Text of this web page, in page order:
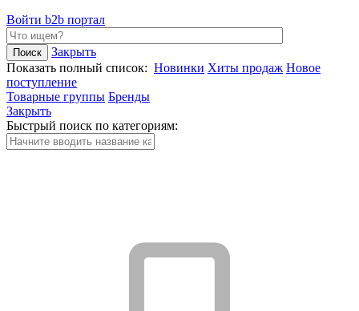
Войти b2b портал
Закрыть
Показать полный список: Новинки Хиты продаж Новое
поступление
Товарные группы Бренды
Закрыть
Быстрый поиск по категориям: